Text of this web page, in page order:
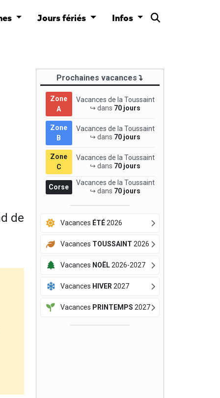
Jours fériés Infos
de
Prochaines vacances
Zone
A
Vacances de la Toussaint
↪ dans 70 jours
Zone
B
Vacances de la Toussaint
↪ dans 70 jours
Zone
C
Vacances de la Toussaint
↪ dans 70 jours
Corse
Vacances de la Toussaint
↪ dans 70 jours
Vacances ÉTÉ2026
Vacances TOUSSAINT 2026
Vacances NOËL2026-2027
Vacances HIVER 2027
Vacances PRINTEMPS 2027